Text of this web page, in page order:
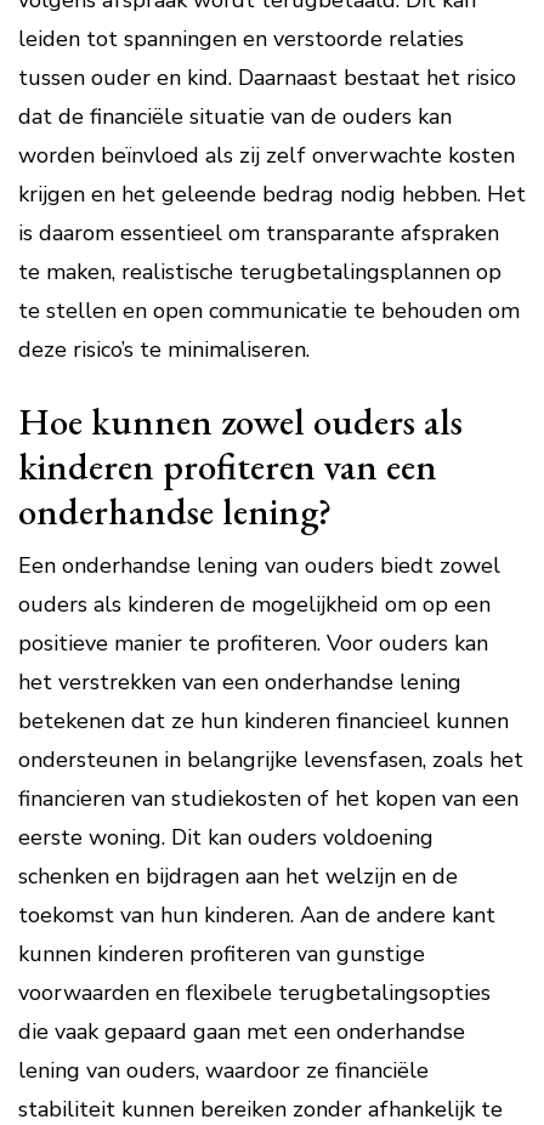
leiden tot spanningen en verstoorde relaties
tussen ouder en kind. Daarnaast bestaat het risico
dat de financiële situatie van de ouders kan
worden beïnvloed als zij zelf onverwachte kosten
krijgen en het geleende bedrag nodig hebben. Het
is daarom essentieel om transparante afspraken
te maken, realistische terugbetalingsplannen op
te stellen en open communicatie te behouden om
deze risico’s te minimaliseren.
Hoe kunnen zowel ouders als
kinderen profiteren van een
onderhandse lening?
Een onderhandse lening van ouders biedt zowel
ouders als kinderen de mogelijkheid om op een
positieve manier te profiteren. Voor ouders kan
het verstrekken van een onderhandse lening
betekenen dat ze hun kinderen financieel kunnen
ondersteunen in belangrijke levensfasen, zoals het
financieren van studiekosten of het kopen van een
eerste woning. Dit kan ouders voldoening
schenken en bijdragen aan het welzijn en de
toekomst van hun kinderen. Aan de andere kant
kunnen kinderen profiteren van gunstige
voorwaarden en flexibele terugbetalingsopties
die vaak gepaard gaan met een onderhandse
lening van ouders, waardoor ze financiële
stabiliteit kunnen bereiken zonder afhankelijk te